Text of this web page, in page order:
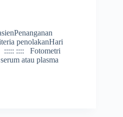
penolakanHari
::::: :::: Fotometri
atau plasma